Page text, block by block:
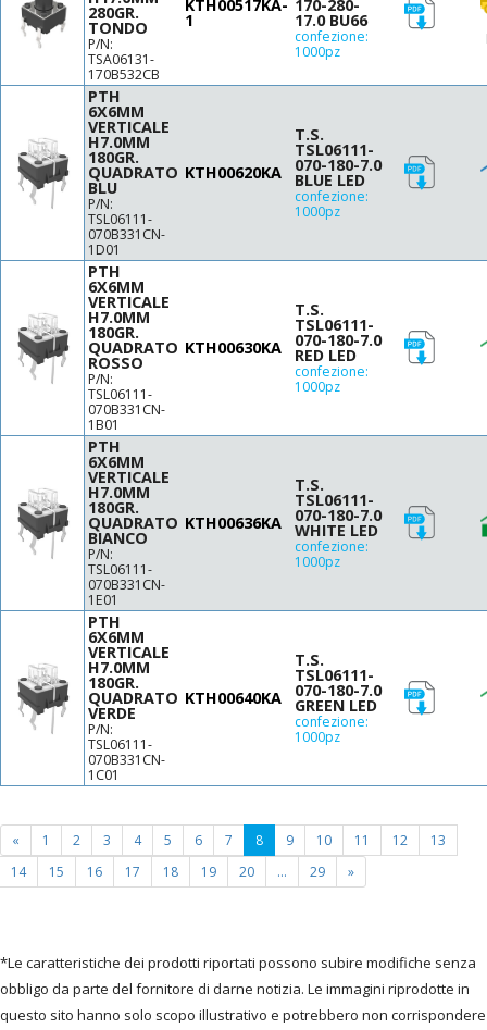
280GR.
TONDO
P/N:
TSA06131-
170B532CB
KTH00517KA-
1
170-280-
17.0 BU66
confezione:
1000pz
PTH
6X6MM
VERTICALE
H7.0MM
180GR.
QUADRATO
BLU
P/N:
TSL06111-
070B331CN-
1D01
KTH00620KA
T.S.
TSL06111-
070-180-7.0
BLUE LED
confezione:
1000pz
PTH
6X6MM
VERTICALE
H7.0MM
180GR.
QUADRATO
ROSSO
P/N:
TSL06111-
070B331CN-
1B01
KTH00630KA
T.S.
TSL06111-
070-180-7.0
RED LED
confezione:
1000pz
PTH
6X6MM
VERTICALE
H7.0MM
180GR.
QUADRATO
BIANCO
P/N:
TSL06111-
070B331CN-
1E01
KTH00636KA
T.S.
TSL06111-
070-180-7.0
WHITE LED
confezione:
1000pz
PTH
6X6MM
VERTICALE
H7.0MM
180GR.
QUADRATO
VERDE
P/N:
TSL06111-
070B331CN-
1C01
KTH00640KA
T.S.
TSL06111-
070-180-7.0
GREEN LED
confezione:
1000pz
« 1 2 3 4 5 6 7 8(current
page)
9 10 11 12
13
14
15 16 17 18 19 20 ... 29 »
*Le caratteristiche dei prodotti riportati possono subire modifiche senza
obbligo da parte del fornitore di darne notizia. Le immagini riprodotte in
questo sito hanno solo scopo illustrativo e potrebbero non corrispondere